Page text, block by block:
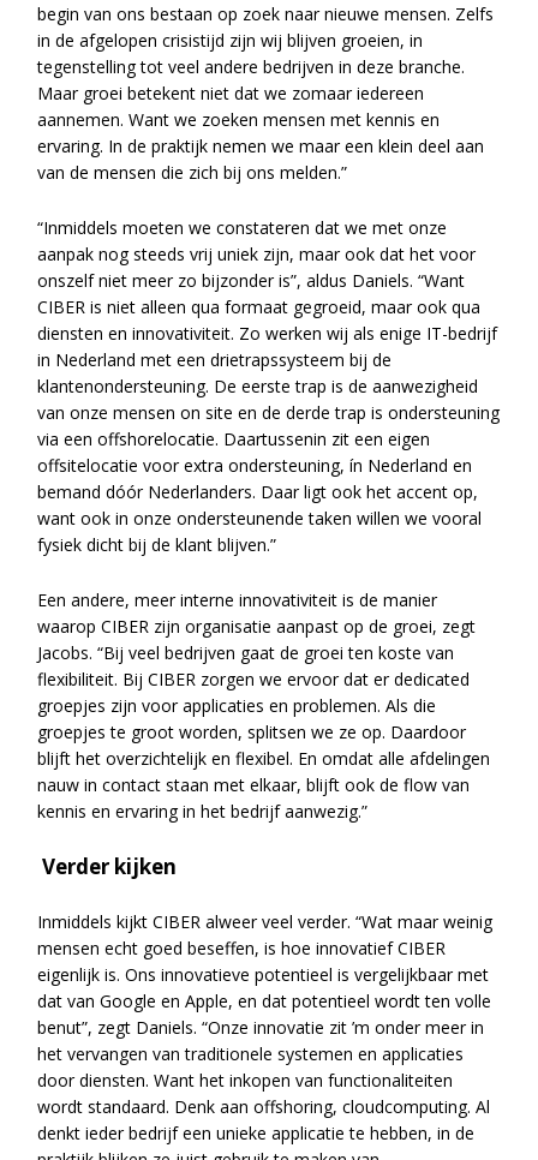
begin van ons bestaan op zoek naar nieuwe mensen. Zelfs
in de afgelopen crisistijd zijn wij blijven groeien, in
tegenstelling tot veel andere bedrijven in deze branche.
Maar groei betekent niet dat we zomaar iedereen
aannemen. Want we zoeken mensen met kennis en
ervaring. In de praktijk nemen we maar een klein deel aan
van de mensen die zich bij ons melden.”
“Inmiddels moeten we constateren dat we met onze
aanpak nog steeds vrij uniek zijn, maar ook dat het voor
onszelf niet meer zo bijzonder is”, aldus Daniels. “Want
CIBER is niet alleen qua formaat gegroeid, maar ook qua
diensten en innovativiteit. Zo werken wij als enige IT-bedrijf
in Nederland met een drietrapssysteem bij de
klantenondersteuning. De eerste trap is de aanwezigheid
van onze mensen on site en de derde trap is ondersteuning
via een offshorelocatie. Daartussenin zit een eigen
offsitelocatie voor extra ondersteuning, ín Nederland en
bemand dóór Nederlanders. Daar ligt ook het accent op,
want ook in onze ondersteunende taken willen we vooral
fysiek dicht bij de klant blijven.”
Een andere, meer interne innovativiteit is de manier
waarop CIBER zijn organisatie aanpast op de groei, zegt
Jacobs. “Bij veel bedrijven gaat de groei ten koste van
flexibiliteit. Bij CIBER zorgen we ervoor dat er dedicated
groepjes zijn voor applicaties en problemen. Als die
groepjes te groot worden, splitsen we ze op. Daardoor
blijft het overzichtelijk en flexibel. En omdat alle afdelingen
nauw in contact staan met elkaar, blijft ook de flow van
kennis en ervaring in het bedrijf aanwezig.”
Verder kijken
Inmiddels kijkt CIBER alweer veel verder. “Wat maar weinig
mensen echt goed beseffen, is hoe innovatief CIBER
eigenlijk is. Ons innovatieve potentieel is vergelijkbaar met
dat van Google en Apple, en dat potentieel wordt ten volle
benut”, zegt Daniels. “Onze innovatie zit ’m onder meer in
het vervangen van traditionele systemen en applicaties
door diensten. Want het inkopen van functionaliteiten
wordt standaard. Denk aan offshoring, cloudcomputing. Al
denkt ieder bedrijf een unieke applicatie te hebben, in de